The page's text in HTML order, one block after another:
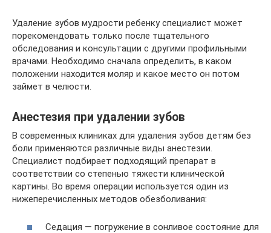
Удаление зубов мудрости ребенку специалист может
порекомендовать только после тщательного
обследования и консультации с другими профильными
врачами. Необходимо сначала определить, в каком
положении находится моляр и какое место он потом
займет в челюсти.
Анестезия при удалении зубов
В современных клиниках для удаления зубов детям без
боли применяются различные виды анестезии.
Специалист подбирает подходящий препарат в
соответствии со степенью тяжести клинической
картины. Во время операции используется один из
нижеперечисленных методов обезболивания:
Седация — погружение в сонливое состояние для